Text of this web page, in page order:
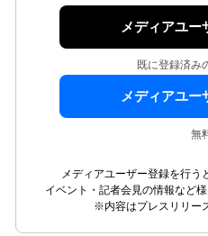
メディアユー
既に登録済み
メディアユー
無
メディアユーザー登録を行う
イベント・記者会見の情報など
※内容はプレスリリー